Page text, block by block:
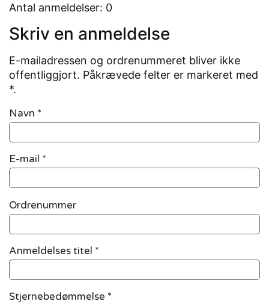
Antal anmeldelser: 0
Skriv en anmeldelse
E-mailadressen og ordrenummeret bliver ikke
offentliggjort. Påkrævede felter er markeret med
*.
Navn *
E-mail *
Ordrenummer
Anmeldelses titel *
Stjernebedømmelse *